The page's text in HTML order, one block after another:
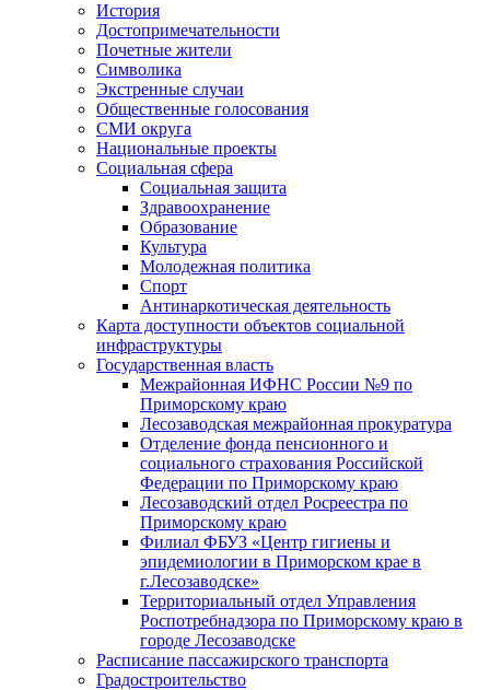
История
Достопримечательности
Почетные жители
Символика
Экстренные случаи
Общественные голосования
СМИ округа
Национальные проекты
Социальная сфера
Социальная защита
Здравоохранение
Образование
Культура
Молодежная политика
Спорт
Антинаркотическая деятельность
Карта доступности объектов социальной
инфраструктуры
Государственная власть
Межрайонная ИФНС России №9 по
Приморскому краю
Лесозаводская межрайонная прокуратура
Отделение фонда пенсионного и
социального страхования Российской
Федерации по Приморскому краю
Лесозаводский отдел Росреестра по
Приморскому краю
Филиал ФБУЗ «Центр гигиены и
эпидемиологии в Приморском крае в
г.Лесозаводске»
Территориальный отдел Управления
Роспотребнадзора по Приморскому краю в
городе Лесозаводске
Расписание пассажирского транспорта
Градостроительство